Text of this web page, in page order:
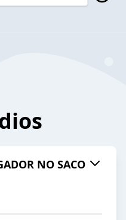
NO SACO